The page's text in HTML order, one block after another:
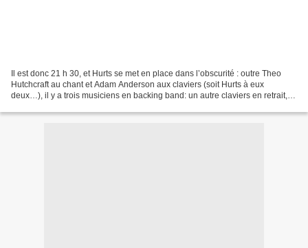
Il est donc 21 h 30, et Hurts se met en place dans l’obscurité : outre Theo
Hutchcraft au chant et Adam Anderson aux claviers (soit Hurts à eux
deux…), il y a trois musiciens en backing band: un autre claviers en retrait,